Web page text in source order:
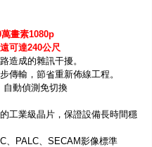
畫素1080p
可達240公尺
造成的雜訊干擾。
傳輸，節省重新佈線工程。
自動偵測免切換
工業級晶片，保證設備長時間穩
、PALC、SECAM影像標準